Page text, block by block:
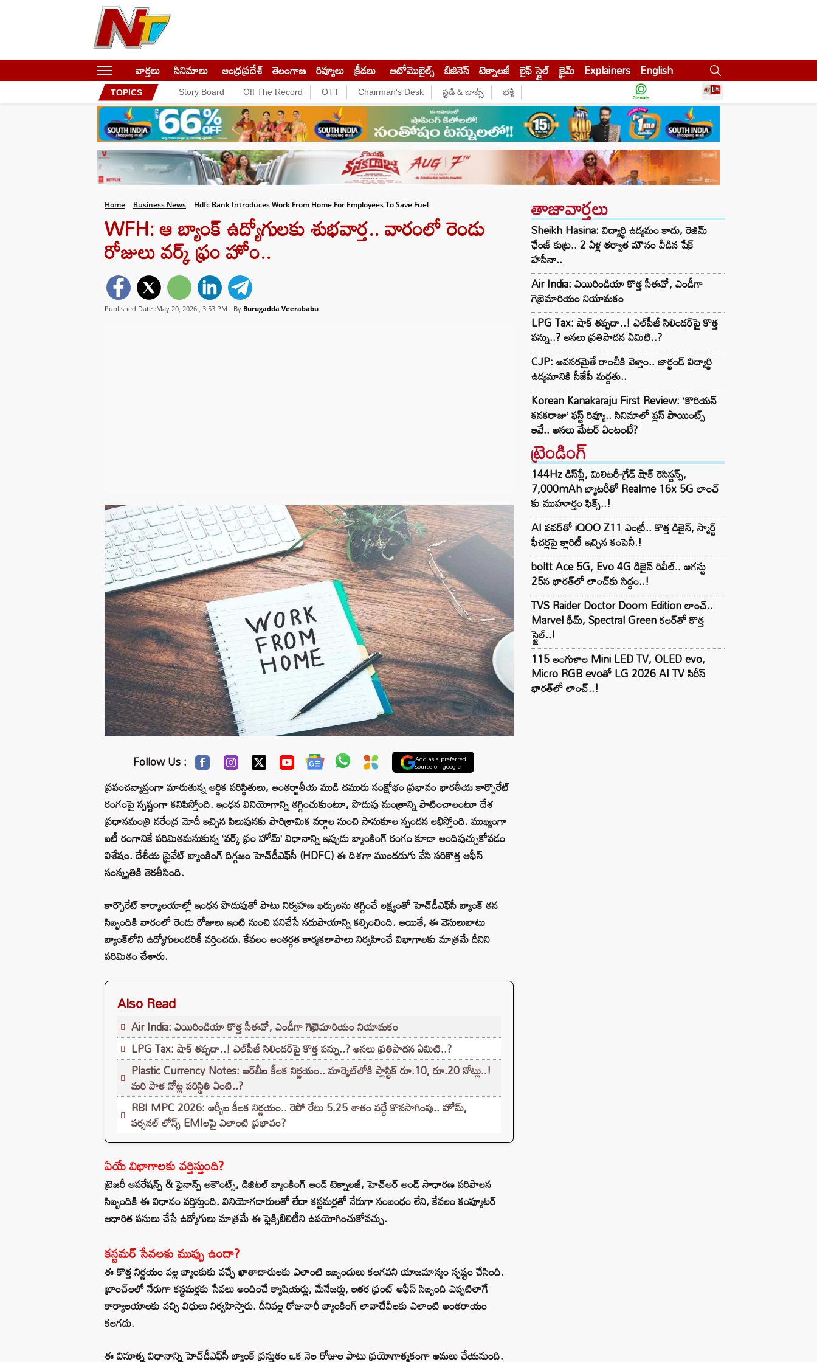
వార్తలు సినిమాలు ఆంధ్రప్రదేశ్ తెలంగాణ రివ్యూలు క్రీడలు ఆటోమొబైల్స్ బిజినెస్‌ టెక్నాలజీ లైఫ్ స్టైల్ క్రైమ్ Explainers English
TOPICS Story Board Off The Record OTT Chairman's Desk స్టడీ & జాబ్స్ భక్తి
Home Business News Hdfc Bank Introduces Work From Home For Employees To Save Fuel
WFH: ఆ బ్యాంక్ ఉద్యోగులకు శుభవార్త.. వారంలో రెండు
రోజులు వర్క్ ఫ్రం హోం..
Published Date :May 20, 2026 , 3:53 PM By Burugadda Veerababu
Follow Us : Add as a preferred
source on google
ప్రపంచవ్యాప్తంగా మారుతున్న ఆర్థిక పరిస్థితులు, అంతర్జాతీయ ముడి చమురు సంక్షోభం ప్రభావం భారతీయ కార్పొరేట్
రంగంపై స్పష్టంగా కనిపిస్తోంది. ఇంధన వినియోగాన్ని తగ్గించుకుంటూ, పొదుపు మంత్రాన్ని పాటించాలంటూ దేశ
ప్రధానమంత్రి నరేంద్ర మోదీ ఇచ్చిన పిలుపునకు పారిశ్రామిక వర్గాల నుంచి సానుకూల స్పందన లభిస్తోంది. ముఖ్యంగా
ఐటీ రంగానికే పరిమితమనుకున్న ‘వర్క్ ఫ్రం హోమ్’ విధానాన్ని ఇప్పుడు బ్యాంకింగ్ రంగం కూడా అందిపుచ్చుకోవడం
విశేషం. దేశీయ ప్రైవేట్ బ్యాంకింగ్ దిగ్గజం హెచ్‌డీఎఫ్‌సీ (HDFC) ఈ దిశగా ముందడుగు వేసి సరికొత్త ఆఫీస్
సంస్కృతికి తెరతీసింది.
కార్పొరేట్ కార్యాలయాల్లో ఇంధన పొదుపుతో పాటు నిర్వహణ ఖర్చులను తగ్గించే లక్ష్యంతో హెచ్‌డీఎఫ్‌సీ బ్యాంక్ తన
సిబ్బందికి వారంలో రెండు రోజులు ఇంటి నుంచి పనిచేసే సదుపాయాన్ని కల్పించింది. అయితే, ఈ వెసులుబాటు
బ్యాంక్‌లోని ఉద్యోగులందరికీ వర్తించదు. కేవలం అంతర్గత కార్యకలాపాలు నిర్వహించే విభాగాలకు మాత్రమే దీనిని
పరిమితం చేశారు.
Also Read
Air India: ఎయిరిండియా కొత్త సీఈవో, ఎండీగా గెబ్రెమారియం నియామకం
LPG Tax: షాక్‌ తప్పదా..! ఎల్‌పీజీ సిలిండర్‌పై కొత్త పన్ను..? అసలు ప్రతిపాదన ఏమిటి..?
Plastic Currency Notes: ఆర్‌బీఐ కీలక నిర్ణయం.. మార్కెట్‌లోకి ప్లాస్టిక్ రూ.10, రూ.20 నోట్లు..!
మరి పాత నోట్ల పరిస్థితి ఏంటి..?
RBI MPC 2026: ఆర్బీఐ కీలక నిర్ణయం.. రెపో రేటు 5.25 శాతం వద్దే కొనసాగింపు.. హోమ్,
పర్సనల్ లోన్స్ EMIలపై ఎలాంటి ప్రభావం?
ఏయే విభాగాలకు వర్తిస్తుంది?
ట్రెజరీ ఆపరేషన్స్ & ఫైనాన్స్ అకౌంట్స్, డిజిటల్ బ్యాంకింగ్ అండ్ టెక్నాలజీ, హెచ్‌ఆర్ అండ్ సాధారణ పరిపాలన
సిబ్బందికి ఈ విధానం వర్తిస్తుంది. వినియోగదారులతో లేదా కస్టమర్లతో నేరుగా సంబంధం లేని, కేవలం కంప్యూటర్
ఆధారిత పనులు చేసే ఉద్యోగులు మాత్రమే ఈ ఫ్లెక్సిబిలిటీని ఉపయోగించుకోవచ్చు.
కస్టమర్ సేవలకు ముప్పు ఉందా?
ఈ కొత్త నిర్ణయం వల్ల బ్యాంకుకు వచ్చే ఖాతాదారులకు ఎలాంటి ఇబ్బందులు కలగవని యాజమాన్యం స్పష్టం చేసింది.
బ్రాంచ్‌లలో నేరుగా కస్టమర్లకు సేవలు అందించే క్యాషియర్లు, మేనేజర్లు, ఇతర ఫ్రంట్ ఆఫీస్ సిబ్బంది ఎప్పటిలాగే
కార్యాలయాలకు వచ్చి విధులు నిర్వహిస్తారు. దీనివల్ల రోజువారీ బ్యాంకింగ్ లావాదేవీలకు ఎలాంటి అంతరాయం
కలగదు.
ఈ వినూత్న విధానాన్ని హెచ్‌డీఎఫ్‌సీ బ్యాంక్ ప్రస్తుతం ఒక నెల రోజుల పాటు ప్రయోగాత్మకంగా అమలు చేయనుంది.
తాజావార్తలు
Sheikh Hasina: విద్యార్థి ఉద్యమం కాదు, రెజిమ్
ఛేంజ్ కుట్ర.. 2 ఏళ్ల తర్వాత మౌనం వీడిన షేక్
హసీనా..
Air India: ఎయిరిండియా కొత్త సీఈవో, ఎండీగా
గెబ్రెమారియం నియామకం
LPG Tax: షాక్‌ తప్పదా..! ఎల్‌పీజీ సిలిండర్‌పై కొత్త
పన్ను..? అసలు ప్రతిపాదన ఏమిటి..?
CJP: అవసరమైతే రాంచీకి వెళ్తాం.. జార్ఖండ్ విద్యార్థి
ఉద్యమానికి సీజేపీ మద్దతు..
Korean Kanakaraju First Review: ‘కొరియన్
కనకరాజు’ ఫస్ట్ రివ్యూ.. సినిమాలో ప్లస్ పాయింట్స్
ఇవే.. అసలు మేటర్ ఏంటంటే?
ట్రెండింగ్‌
144Hz డిస్‌ప్లే, మిలిటరీ-గ్రేడ్ షాక్ రెసిస్టన్స్,
7,000mAh బ్యాటరీతో Realme 16x 5G లాంచ్
కు ముహూర్తం ఫిక్స్..!
AI పవర్‌తో iQOO Z11 ఎంట్రీ.. కొత్త డిజైన్, స్మార్ట్
ఫీచర్లపై క్లారిటీ ఇచ్చిన కంపెనీ.!
boltt Ace 5G, Evo 4G డిజైన్ రివీల్.. ఆగస్టు
25న భారత్‌లో లాంచ్‌కు సిద్ధం..!
TVS Raider Doctor Doom Edition లాంచ్..
Marvel థీమ్, Spectral Green కలర్‌తో కొత్త
స్టైల్..!
115 అంగుళాల Mini LED TV, OLED evo,
Micro RGB evoతో LG 2026 AI TV సిరీస్
భారత్‌లో లాంచ్..!